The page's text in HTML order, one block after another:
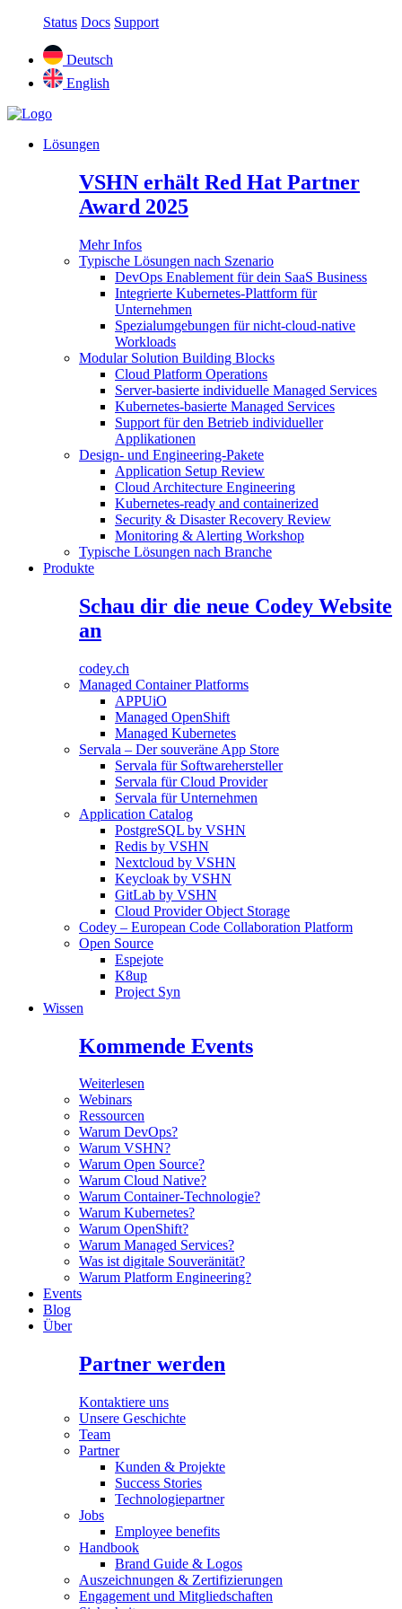
Status Docs Support
Deutsch
English
Lösungen
VSHN erhält Red Hat Partner
Award 2025
Mehr Infos
Typische Lösungen nach Szenario
DevOps Enablement für dein SaaS Business
Integrierte Kubernetes-Plattform für
Unternehmen
Spezialumgebungen für nicht-cloud-native
Workloads
Modular Solution Building Blocks
Cloud Platform Operations
Server-basierte individuelle Managed Services
Kubernetes-basierte Managed Services
Support für den Betrieb individueller
Applikationen
Design- und Engineering-Pakete
Application Setup Review
Cloud Architecture Engineering
Kubernetes-ready and containerized
Security & Disaster Recovery Review
Monitoring & Alerting Workshop
Typische Lösungen nach Branche
Produkte
Schau dir die neue Codey Website
an
codey.ch
Managed Container Platforms
APPUiO
Managed OpenShift
Managed Kubernetes
Servala – Der souveräne App Store
Servala für Softwarehersteller
Servala für Cloud Provider
Servala für Unternehmen
Application Catalog
PostgreSQL by VSHN
Redis by VSHN
Nextcloud by VSHN
Keycloak by VSHN
GitLab by VSHN
Cloud Provider Object Storage
Codey – European Code Collaboration Platform
Open Source
Espejote
K8up
Project Syn
Wissen
Kommende Events
Weiterlesen
Webinars
Ressourcen
Warum DevOps?
Warum VSHN?
Warum Open Source?
Warum Cloud Native?
Warum Container-Technologie?
Warum Kubernetes?
Warum OpenShift?
Warum Managed Services?
Was ist digitale Souveränität?
Warum Platform Engineering?
Events
Blog
Über
Partner werden
Kontaktiere uns
Unsere Geschichte
Team
Partner
Kunden & Projekte
Success Stories
Technologiepartner
Jobs
Employee benefits
Handbook
Brand Guide & Logos
Auszeichnungen & Zertifizierungen
Engagement und Mitgliedschaften